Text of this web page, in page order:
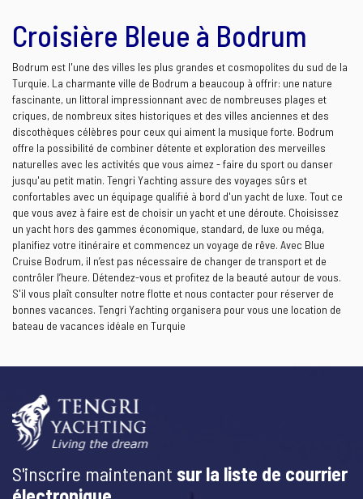
Croisière Bleue à Bodrum
Bodrum est l'une des villes les plus grandes et cosmopolites du sud de la
Turquie. La charmante ville de Bodrum a beaucoup à offrir: une nature
fascinante, un littoral impressionnant avec de nombreuses plages et
criques, de nombreux sites historiques et des villes anciennes et des
discothèques célèbres pour ceux qui aiment la musique forte. Bodrum
offre la possibilité de combiner détente et exploration des merveilles
naturelles avec les activités que vous aimez - faire du sport ou danser
jusqu'au petit matin. Tengri Yachting assure des voyages sûrs et
confortables avec un équipage qualifié à bord d'un yacht de luxe. Tout ce
que vous avez à faire est de choisir un yacht et une déroute. Choisissez
un yacht hors des gammes économique, standard, de luxe ou méga,
planifiez votre itinéraire et commencez un voyage de rêve. Avec Blue
Cruise Bodrum, il n’est pas nécessaire de changer de transport et de
contrôler l’heure. Détendez-vous et profitez de la beauté autour de vous.
S'il vous plaît consulter notre flotte et nous contacter pour réserver de
bonnes vacances. Tengri Yachting organisera pour vous une location de
bateau de vacances idéale en Turquie
S'inscrire maintenant sur la liste de courrier